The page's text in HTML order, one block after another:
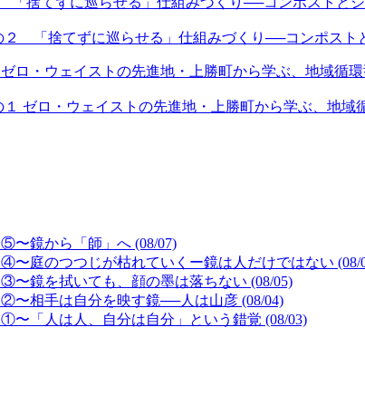
「捨てずに巡らせる」仕組みづくり──コンポスト
ゼロ・ウェイストの先進地・上勝町から学ぶ、地域
〜鏡から「師」へ (08/07)
庭のつつじが枯れていくー鏡は人だけではない (08/
〜鏡を拭いても、顔の墨は落ちない (08/05)
〜相手は自分を映す鏡──人は山彦 (08/04)
〜「人は人、自分は自分」という錯覚 (08/03)